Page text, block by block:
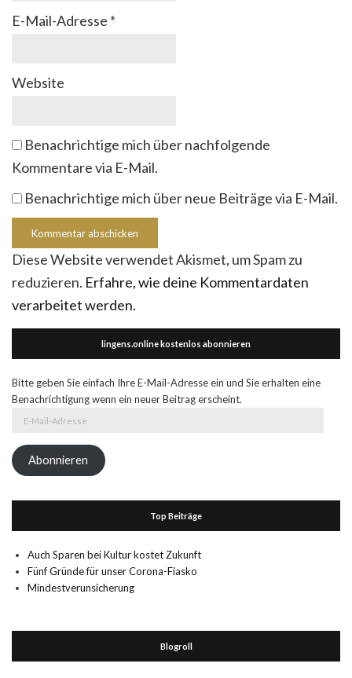
E-Mail-Adresse *
Website
Benachrichtige mich über nachfolgende
Kommentare via E-Mail.
Benachrichtige mich über neue Beiträge via E-Mail.
Diese Website verwendet Akismet, um Spam zu
reduzieren. Erfahre, wie deine Kommentardaten
verarbeitet werden.
lingens.online kostenlos abonnieren
Bitte geben Sie einfach Ihre E-Mail-Adresse ein und Sie erhalten eine
Benachrichtigung wenn ein neuer Beitrag erscheint.
Adresse
Abonnieren
Top Beiträge
Auch Sparen bei Kultur kostet Zukunft
Fünf Gründe für unser Corona-Fiasko
Mindestverunsicherung
Blogroll